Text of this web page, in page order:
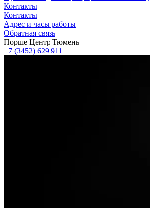
Контакты
Контакты
Адрес и часы работы
Обратная связь
Порше Центр Тюмень
+7 (3452) 629 911